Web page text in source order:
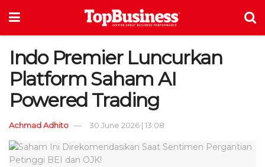
Indo Premier Luncurkan
Platform Saham AI
Powered Trading
Achmad Adhito 30 June 2026 | 13:08